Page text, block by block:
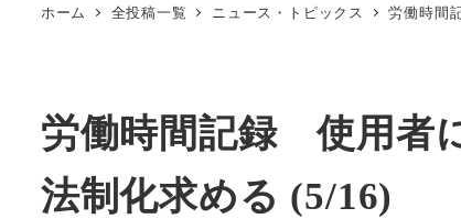
ホーム 全投稿一覧 ニュース・トピックス 労働時間
労働時間記録 使用者
法制化求める (5/16)